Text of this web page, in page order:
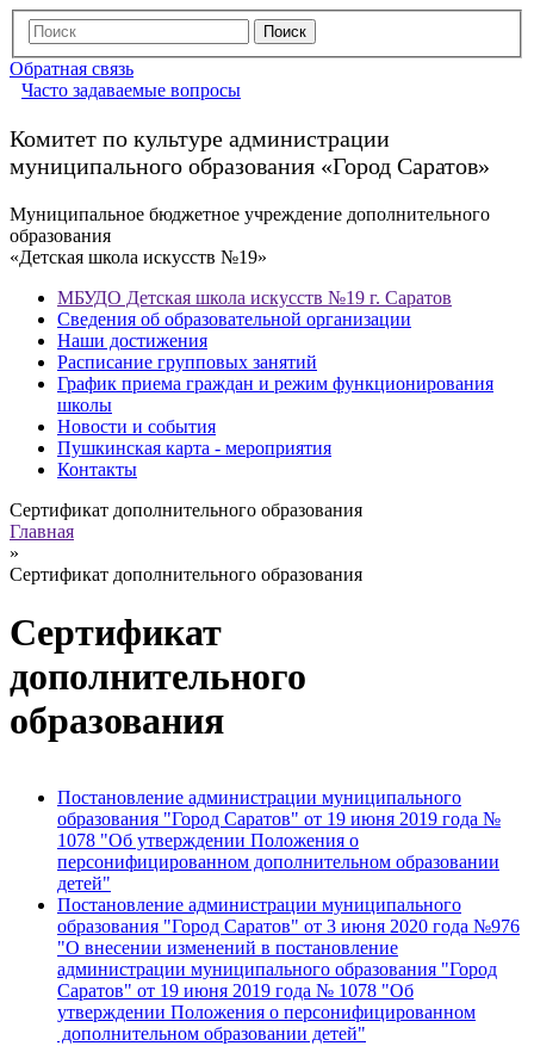
Обратная связь
Часто задаваемые вопросы
Комитет по культуре администрации
муниципального образования «Город Саратов»
Муниципальное бюджетное учреждение дополнительного
образования
«Детская школа искусств №19»
МБУДО Детская школа искусств №19 г. Саратов
Сведения об образовательной организации
Наши достижения
Расписание групповых занятий
График приема граждан и режим функционирования
школы
Новости и события
Пушкинская карта - мероприятия
Контакты
Сертификат дополнительного образования
Главная
»
Сертификат дополнительного образования
Сертификат
дополнительного
образования
Постановление администрации муниципального
образования "Город Саратов" от 19 июня 2019 года №
1078 "Об утверждении Положения о
персонифицированном дополнительном образовании
детей"
Постановление администрации муниципального
образования "Город Саратов" от 3 июня 2020 года №976
"О внесении изменений в постановление
администрации муниципального образования "Город
Саратов" от 19 июня 2019 года № 1078 "Об
утверждении Положения о персонифицированном
дополнительном образовании детей"